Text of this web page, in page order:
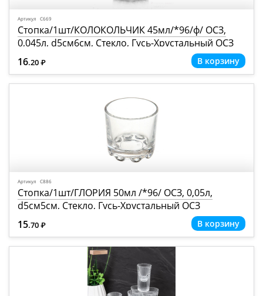
Артикул С669
Стопка/1шт/КОЛОКОЛЬЧИК 45мл/*96/ф/ ОСЗ,
0,045л, d5см6см, Стекло, Гусь-Хрустальный ОСЗ
(РОССИЯ)
16.20 Р
=
Артикул С886
Стопка/1шт/ГЛОРИЯ 50мл /*96/ ОСЗ, 0,05л,
d5см5см, Стекло, Гусь-Хрустальный ОСЗ
(РОССИЯ)
15.70 Р
=